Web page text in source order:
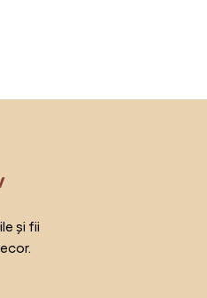
și fii